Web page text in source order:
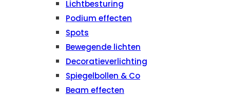
Lichtbesturing
Podium effecten
Spots
Bewegende lichten
Decoratieverlichting
Spiegelbollen & Co
Beam effecten